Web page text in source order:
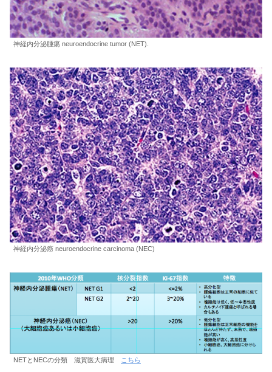
神経内分泌腫瘍 neuroendocrine tumor (NET).
神経内分泌癌 neuroendocrine carcinoma (NEC)
NETとNECの分類 滋賀医大病理 こちら